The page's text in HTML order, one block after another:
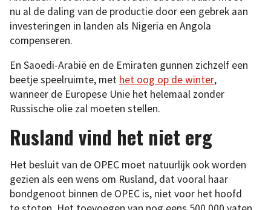
nu al de daling van de productie door een gebrek aan
investeringen in landen als Nigeria en Angola
compenseren.
En Saoedi-Arabië en de Emiraten gunnen zichzelf een
beetje speelruimte, met het oog op de winter,
wanneer de Europese Unie het helemaal zonder
Russische olie zal moeten stellen.
Rusland vind het niet erg
Het besluit van de OPEC moet natuurlijk ook worden
gezien als een wens om Rusland, dat vooral haar
bondgenoot binnen de OPEC is, niet voor het hoofd